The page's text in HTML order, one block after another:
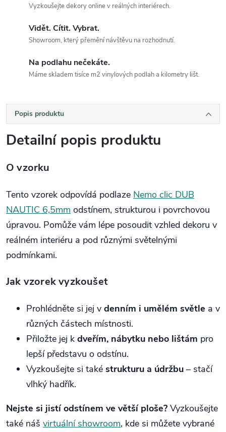
Vyzkoušejte dekory online v reálných interiérech.
Vidět. Cítit. Vybrat.
Showroom, který přemění návštěvu na rozhodnutí.
Na podlahu nečekáte.
Máme skladem tisíce m2 vinylových podlah a kilometry lišt.
Popis produktu
Detailní popis produktu
O vzorku
Tento vzorek odpovídá podlaze Nemo clic DUB
NAUTIC 6,5mm odstínem, strukturou i povrchovou
úpravou. Pomůže vám lépe posoudit vzhled dekoru v
reálném interiéru a pod různými světelnými
podmínkami.
Jak vzorek vyzkoušet
Prohlédněte si jej v denním i umělém světle a v
různých částech místnosti.
Přiložte jej k dveřím, nábytku nebo lištám pro
lepší představu o odstínu.
Vyzkoušejte si také strukturu a údržbu – stačí
vlhký hadřík.
Nejste si jistí odstínem ve větší ploše? Vyzkoušejte
také náš virtuální showroom, kde si můžete vybrané